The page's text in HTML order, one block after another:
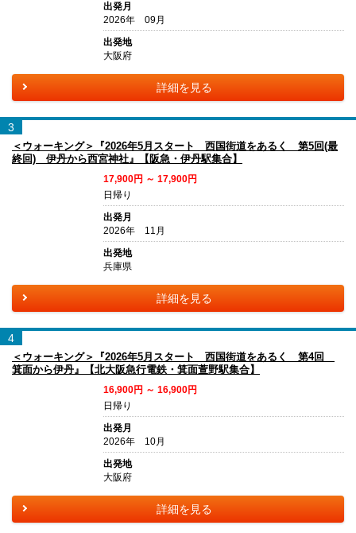
出発月
2026年 09月
出発地
大阪府
詳細を見る
3
＜ウォーキング＞『2026年5月スタート 西国街道をあるく 第5回(最
終回) 伊丹から西宮神社』【阪急・伊丹駅集合】
17,900円 ～ 17,900円
日帰り
出発月
2026年 11月
出発地
兵庫県
詳細を見る
4
＜ウォーキング＞『2026年5月スタート 西国街道をあるく 第4回
箕面から伊丹』【北大阪急行電鉄・箕面萱野駅集合】
16,900円 ～ 16,900円
日帰り
出発月
2026年 10月
出発地
大阪府
詳細を見る